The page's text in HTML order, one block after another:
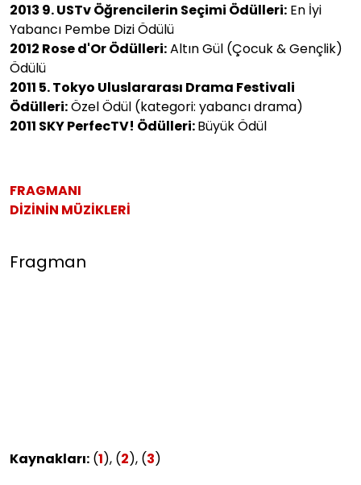
2013 9. USTv Öğrencilerin Seçimi Ödülleri: En İyi
Yabancı Pembe Dizi Ödülü
2012 Rose d'Or Ödülleri:Altın Gül (Çocuk & Gençlik)
Ödülü
2011 5. Tokyo Uluslararası Drama Festivali
Ödülleri:Özel Ödül (kategori: yabancı drama)
2011 SKY PerfecTV! Ödülleri:Büyük Ödül
FRAGMANI
DİZİNİN MÜZİKLERİ
Fragman
Kaynakları: (1), (2), (3)